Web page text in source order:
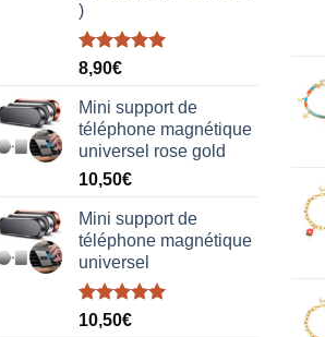
)
Note5.00
8,90€
Mini support de
téléphone magnétique
universel rose gold
10,50€
Mini support de
téléphone magnétique
universel
Note5.00
10,50€